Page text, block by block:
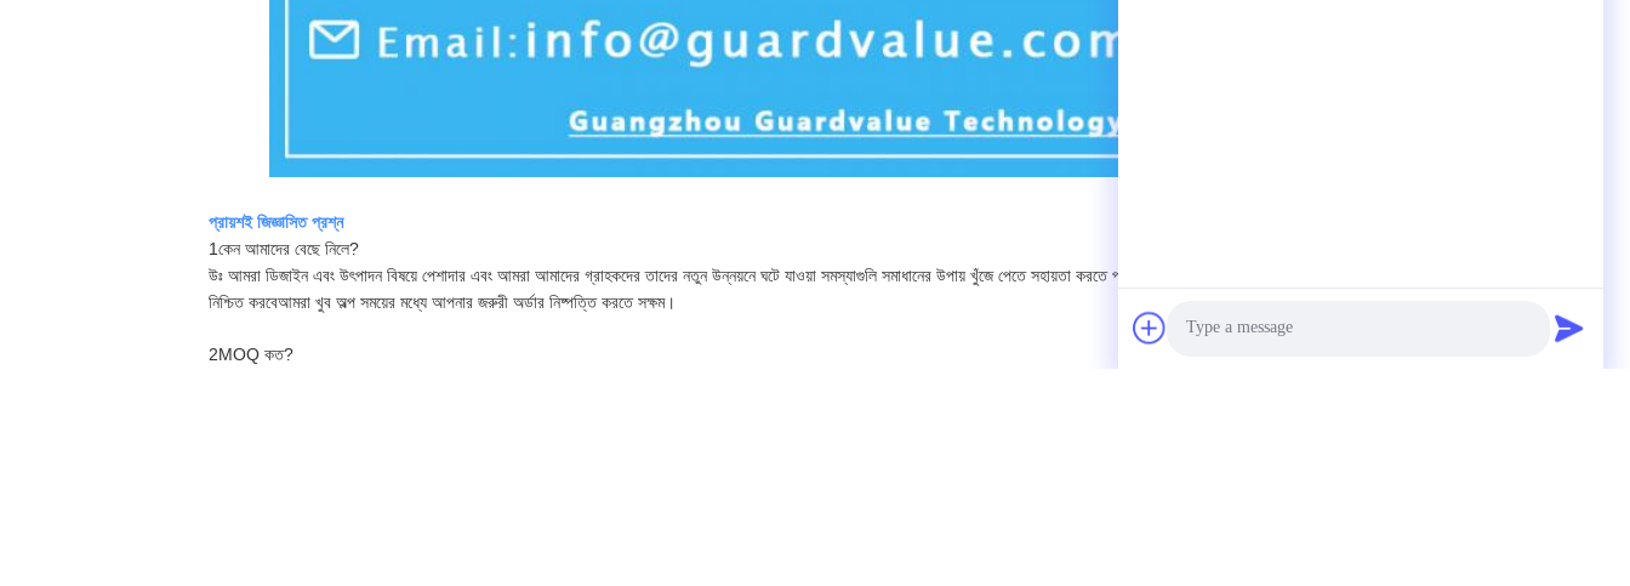
প্রায়শই জিজ্ঞাসিত প্রশ্ন
1কেন আমাদের বেছে নিলে?
উঃ আমরা ডিজাইন এবং উৎপাদন বিষয়ে পেশাদার এবং আমরা আমাদের গ্রাহকদের তাদের নতুন উন্নয়নে ঘটে যাওয়া সমস্যাগুলি সমাধানের উপায় খুঁজে পেতে সহায়তা করতে পারি।আমাদের ভালো মানের বিপণন আপনার আস্থা
নিশ্চিত করবেআমরা খুব অল্প সময়ের মধ্যে আপনার জরুরী অর্ডার নিষ্পত্তি করতে সক্ষম।
2MOQ কত?